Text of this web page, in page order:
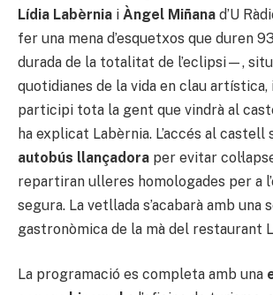
Lídia Labèrnia i Àngel Miñana d’U
fer una mena d’esquetxos que duren
durada de la totalitat de l’eclipsi—,
quotidianes de la vida en clau artística,
participi tota la gent que vindrà al
ha explicat Labèrnia. L’accés al castell
autobús llançadora per evitar
repartiran ulleres homologades per a
segura. La vetllada s’acabarà amb una
gastronòmica de la mà del restaurant
La programació es completa amb una